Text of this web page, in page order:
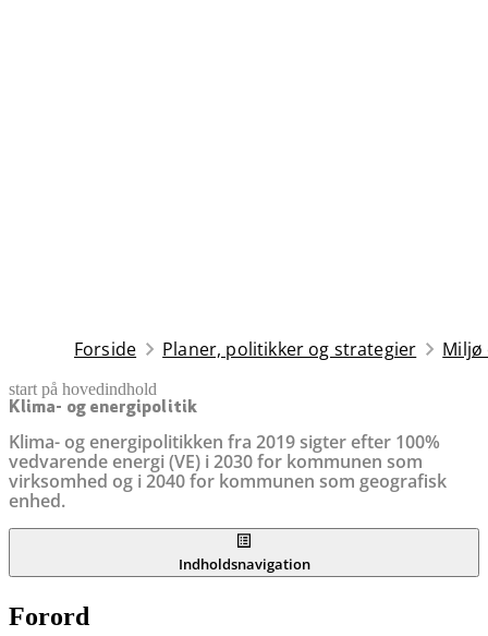
Forside Planer, politikker og strategier Miljø
start på hovedindhold
Klima- og energipolitik
Klima- og energipolitikken fra 2019 sigter efter 100%
vedvarende energi (VE) i 2030 for kommunen som
virksomhed og i 2040 for kommunen som geografisk
enhed.
senest opdateret 26. november 2025
Indholdsnavigation
Forord